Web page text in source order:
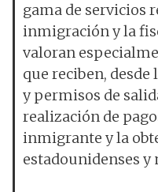
gama de servicios
inmigración y la
valoran
que reciben,
y permisos de
realización de
inmigrante y la
estadounidenses y